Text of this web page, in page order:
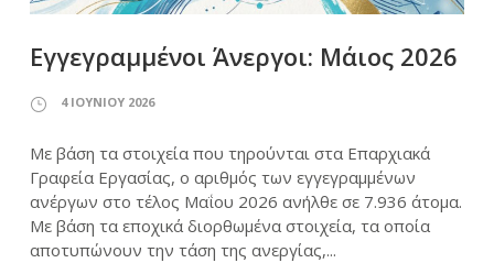
Εγγεγραμμένοι Άνεργοι: Μάιος 2026
4 ΙΟΥΝΊΟΥ 2026
Με βάση τα στοιχεία που τηρούνται στα Επαρχιακά
Γραφεία Εργασίας, ο αριθμός των εγγεγραμμένων
ανέργων στο τέλος Μαΐου 2026 ανήλθε σε 7.936 άτομα.
Με βάση τα εποχικά διορθωμένα στοιχεία, τα οποία
αποτυπώνουν την τάση της ανεργίας,...